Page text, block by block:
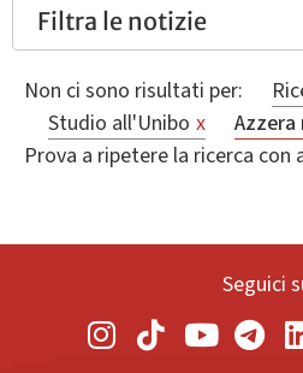
Filtra le notizie
Non ci sono risultati per:
Studio all'Unibo x Azzera
Prova a ripetere la ricerca
Seguici